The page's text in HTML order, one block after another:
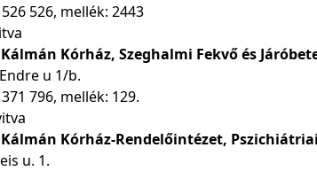
526, mellék: 2443
Kórház, Szeghalmi Fekvő és
u 1/b.
796, mellék: 129.
Kórház-Rendelőintézet,
u. 1.